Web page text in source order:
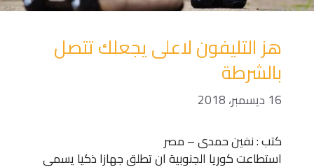
هز التليفون لاعلى يجعلك تتصل
بالشرطة
16 ديسمبر، 2018
كتب : نفين حمدى – مصر
استطاعت كوريا الجنوبية ان تطلق جهازا ذكيا يسمى